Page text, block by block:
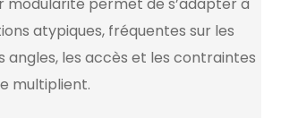
atypiques, fréquentes sur les
angles, les accès et les contraintes
multiplient.